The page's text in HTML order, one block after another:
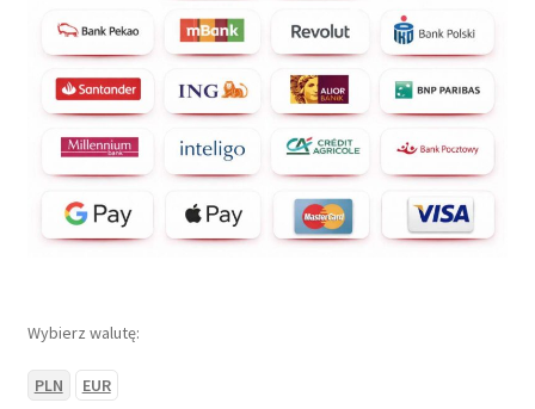
Wybierz walutę:
PLN EUR